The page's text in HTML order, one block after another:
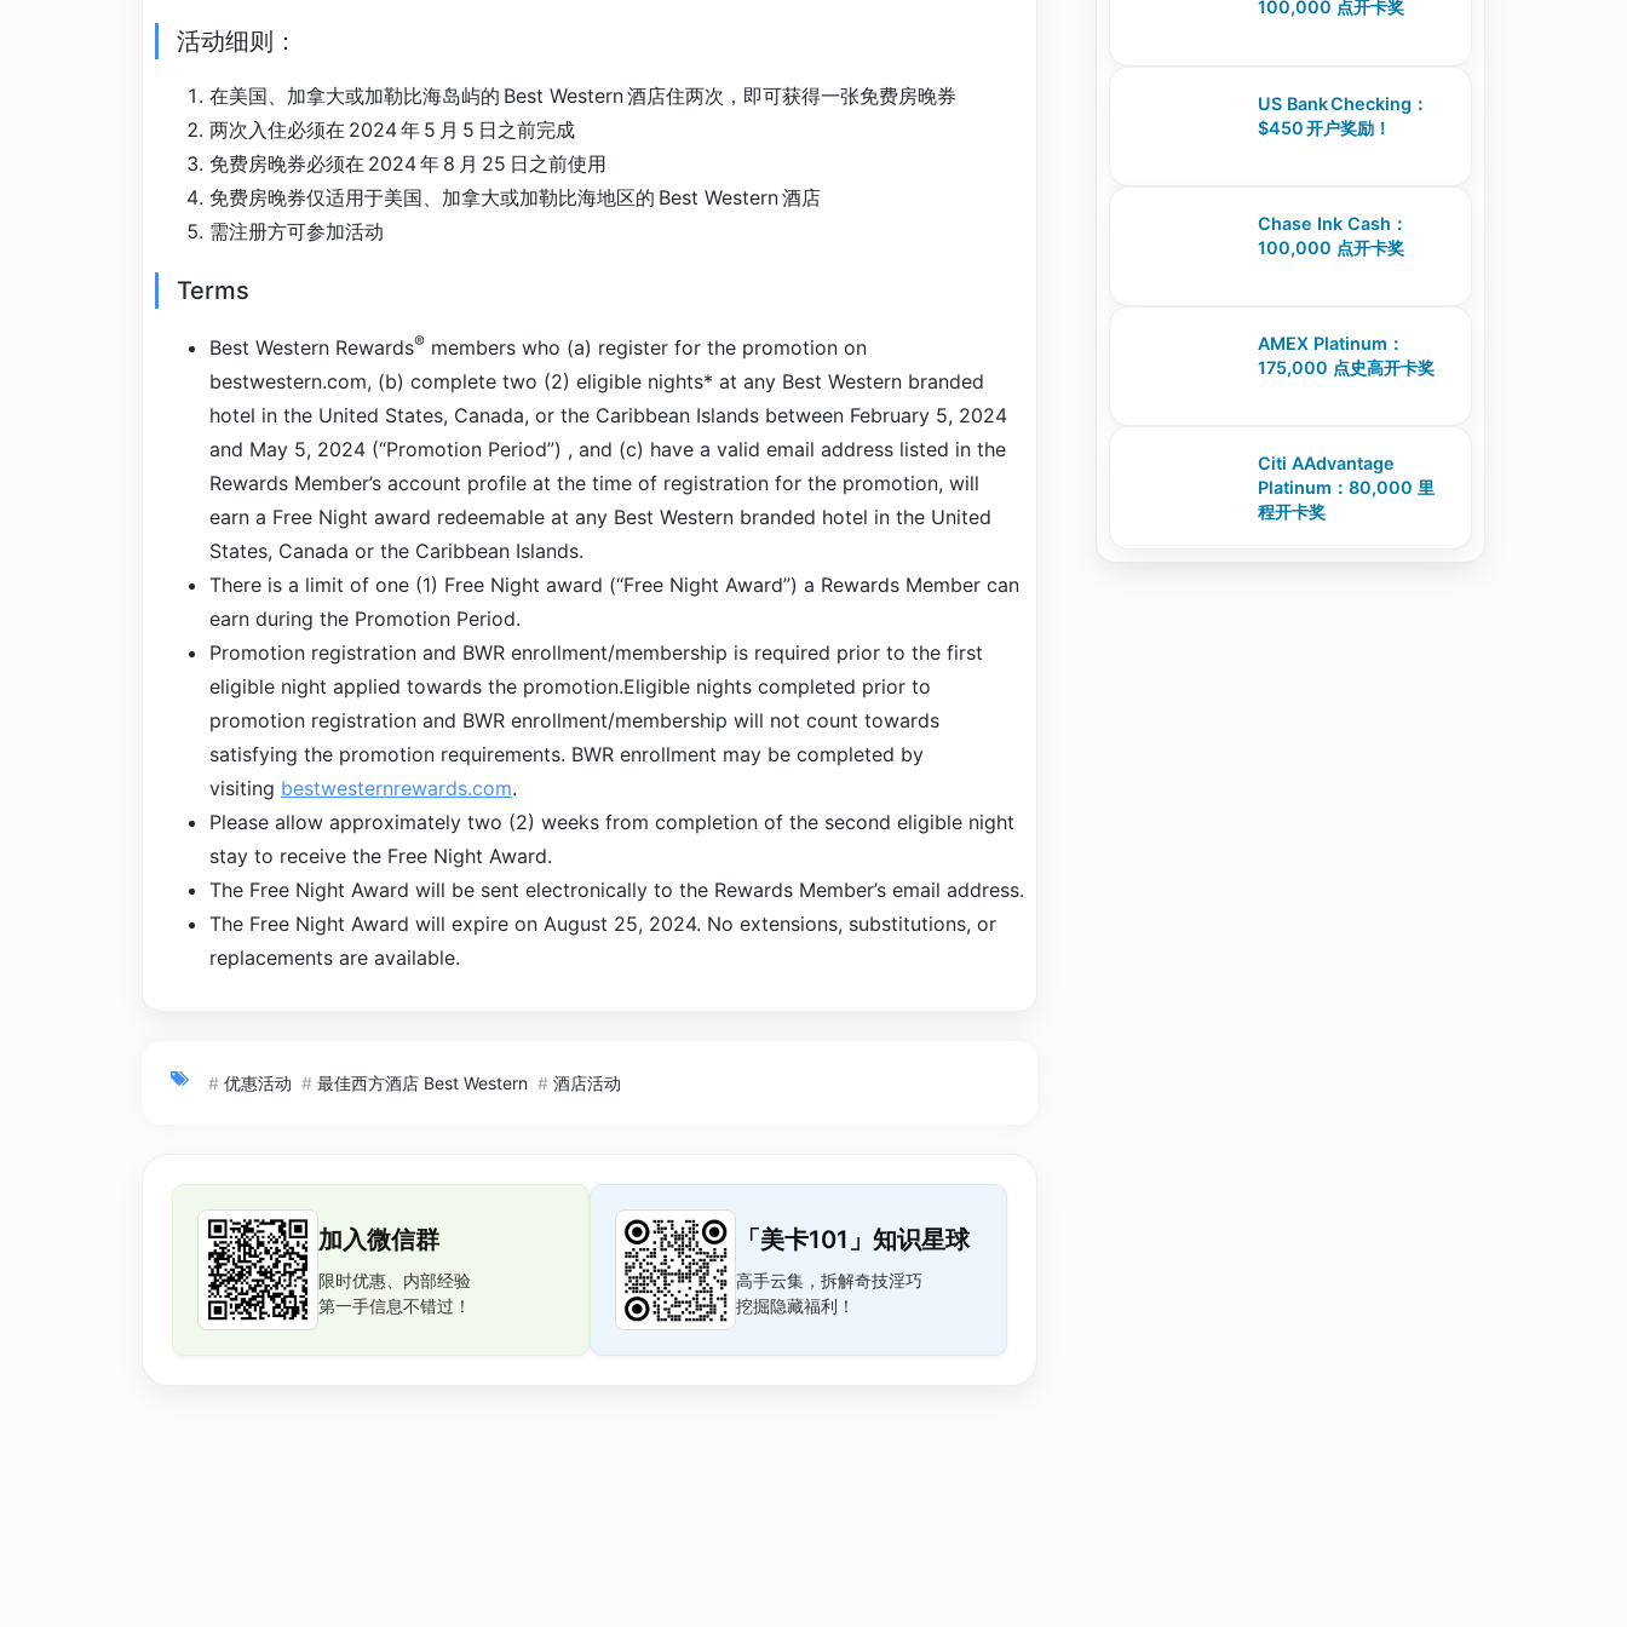
活动细则：
在美国、加拿大或加勒比海岛屿的 Best Western 酒店住两次，即可获得一张免费房晚券
两次入住必须在 2024 年 5 月 5 日之前完成
免费房晚券必须在 2024 年 8 月 25 日之前使用
免费房晚券仅适用于美国、加拿大或加勒比海地区的 Best Western 酒店
需注册方可参加活动
Terms
Best Western Rewards® members who (a) register for the promotion on
bestwestern.com, (b) complete two (2) eligible nights* at any Best Western branded
hotel in the United States, Canada, or the Caribbean Islands between February 5, 2024
and May 5, 2024 (“Promotion Period”) , and (c) have a valid email address listed in the
Rewards Member’s account profile at the time of registration for the promotion, will
earn a Free Night award redeemable at any Best Western branded hotel in the United
States, Canada or the Caribbean Islands.
There is a limit of one (1) Free Night award (“Free Night Award”) a Rewards Member can
earn during the Promotion Period.
Promotion registration and BWR enrollment/membership is required prior to the first
eligible night applied towards the promotion.Eligible nights completed prior to
promotion registration and BWR enrollment/membership will not count towards
satisfying the promotion requirements. BWR enrollment may be completed by
visiting bestwesternrewards.com.
Please allow approximately two (2) weeks from completion of the second eligible night
stay to receive the Free Night Award.
The Free Night Award will be sent electronically to the Rewards Member’s email address.
The Free Night Award will expire on August 25, 2024. No extensions, substitutions, or
replacements are available.
# 优惠活动 # 最佳西方酒店 Best Western # 酒店活动
加入微信群
限时优惠、内部经验
第一手信息不错过！
「美卡101」知识星球
高手云集，拆解奇技淫巧
挖掘隐藏福利！
100,000 点开卡奖
US Bank Checking：
$450 开户奖励！
Chase Ink Cash：
100,000 点开卡奖
AMEX Platinum：
175,000 点史高开卡奖
Citi AAdvantage
Platinum：80,000 里
程开卡奖